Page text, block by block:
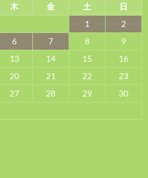
木 金 土
日
1
2
6 7 8
9
13 14 15
16
20 21 22
23
27 28 29
30